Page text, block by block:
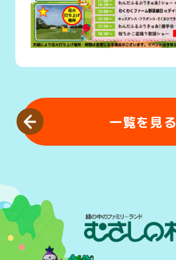
一覧を見る